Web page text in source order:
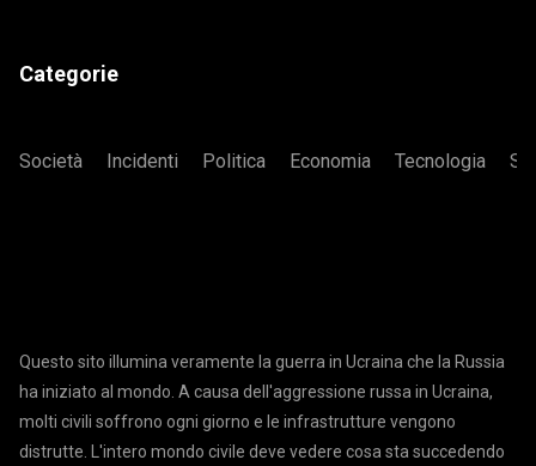
Categorie
Società Incidenti Politica Economia Tecnologia
Questo sito illumina veramente la guerra in Ucraina che la Russia
ha iniziato al mondo. A causa dell'aggressione russa in Ucraina,
molti civili soffrono ogni giorno e le infrastrutture vengono
distrutte. L'intero mondo civile deve vedere cosa sta succedendo